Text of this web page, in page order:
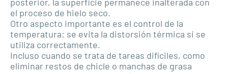
el proceso de hielo seco.
Otro aspecto importante es el control de la
temperatura: se evita la distorsión térmica si se
utiliza correctamente.
Incluso cuando se trata de tareas difíciles, como
eliminar restos de chicle o manchas de grasa